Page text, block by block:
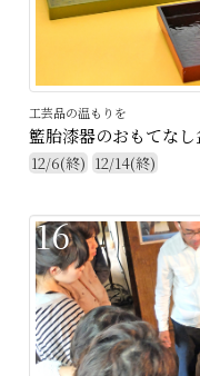
工芸品の温もりを
籃胎漆器のおもてな
12/6(終) 12/14(終)
16